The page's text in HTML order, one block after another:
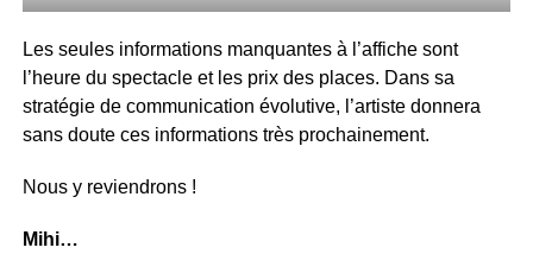
Les seules informations manquantes à l’affiche sont
l’heure du spectacle et les prix des places. Dans sa
stratégie de communication évolutive, l’artiste donnera
sans doute ces informations très prochainement.
Nous y reviendrons !
Mihi…